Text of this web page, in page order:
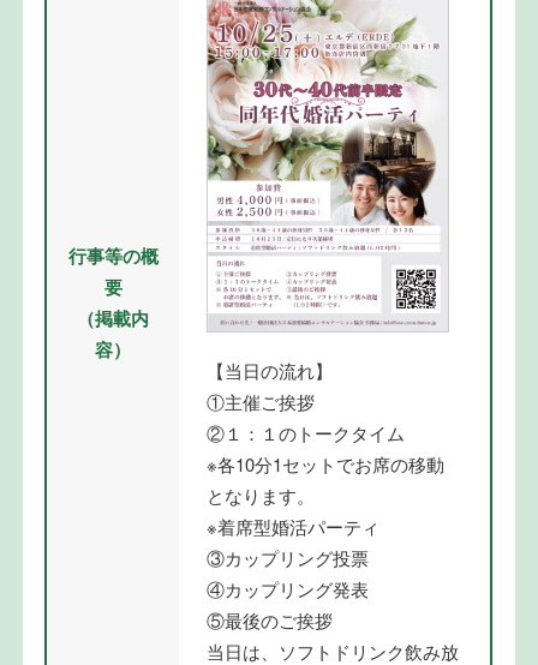
行事等の概
要
（掲載内
容）
【当日の流れ】
①主催ご挨拶
②１：１のトークタイム
※各10分1セットでお席の移動
となります。
※着席型婚活パーティ
③カップリング投票
④カップリング発表
⑤最後のご挨拶
当日は、ソフトドリンク飲み放